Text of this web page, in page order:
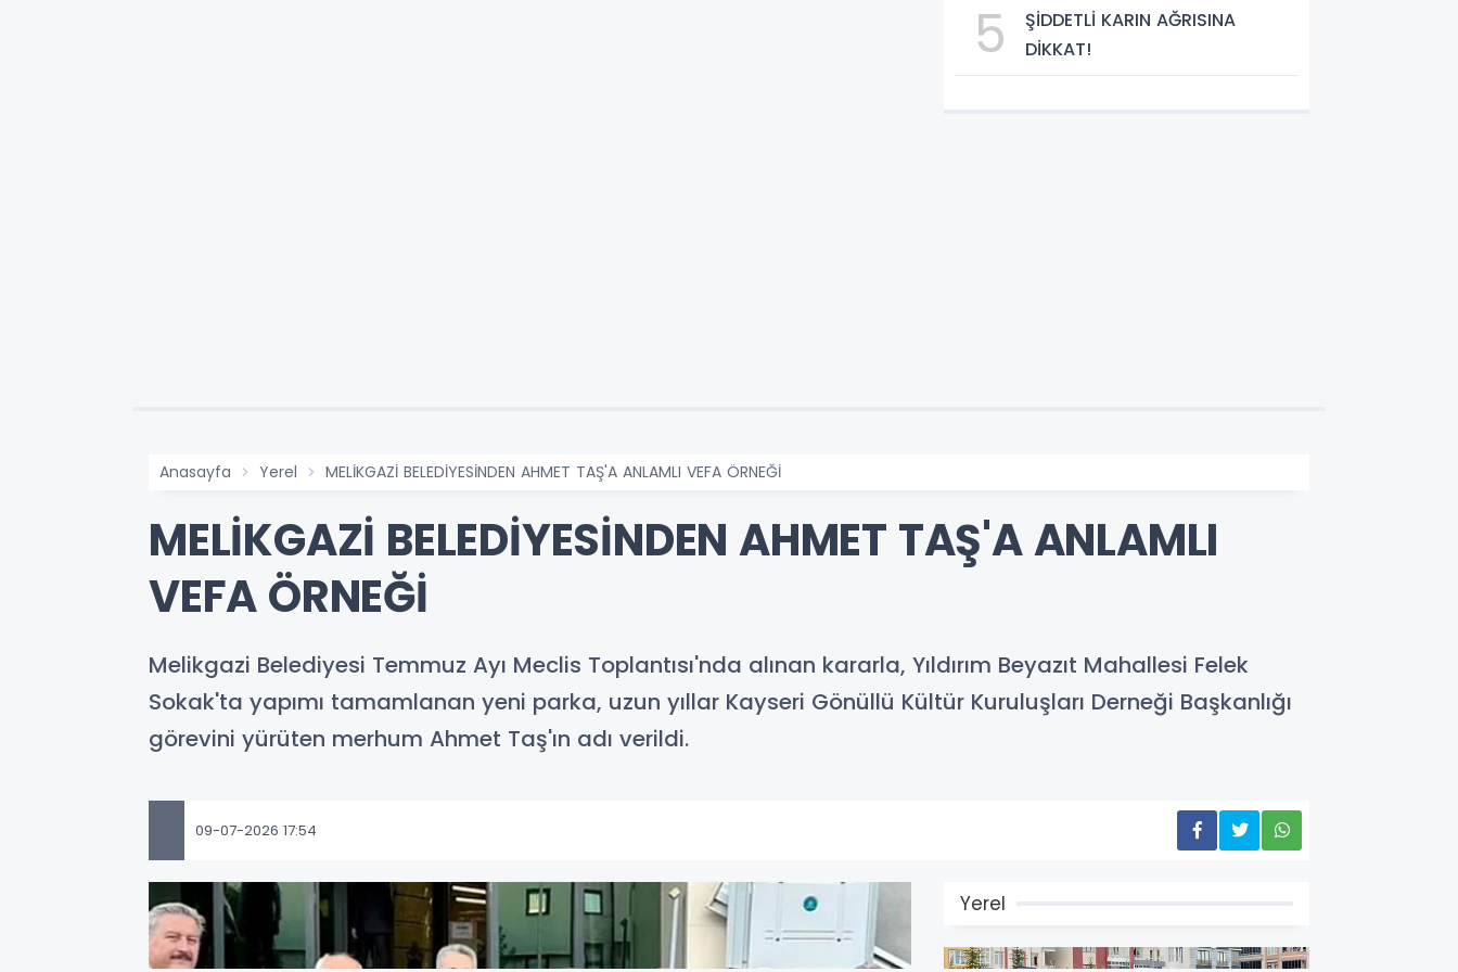
5
ŞİDDETLİ KARIN AĞRISINA
DİKKAT!
Anasayfa Yerel MELİKGAZİ BELEDİYESİNDEN AHMET TAŞ'A ANLAMLI VEFA ÖRNEĞİ
MELİKGAZİ BELEDİYESİNDEN AHMET TAŞ'A ANLAMLI
VEFA ÖRNEĞİ
Melikgazi Belediyesi Temmuz Ayı Meclis Toplantısı'nda alınan kararla, Yıldırım Beyazıt Mahallesi Felek
Sokak'ta yapımı tamamlanan yeni parka, uzun yıllar Kayseri Gönüllü Kültür Kuruluşları Derneği Başkanlığı
görevini yürüten merhum Ahmet Taş'ın adı verildi.
09-07-2026 17:54
Yerel